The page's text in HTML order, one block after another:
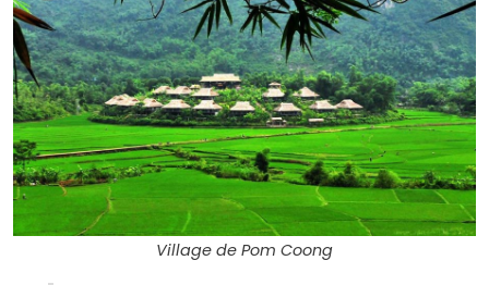
Village de Pom Coong